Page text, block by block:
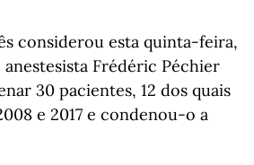
considerou esta quinta-feira,
anestesista Frédéric Péchier
30 pacientes, 12 dos quais
e 2017 e condenou-o a